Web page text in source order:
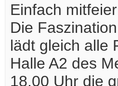
Einfach
Die
lädt gleich alle
Halle A2 des
18.00 Uhr die